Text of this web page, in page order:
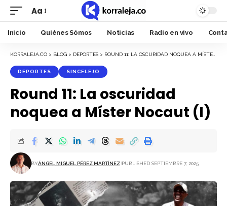
Font
Resizer
Aa
Inicio Quiénes Sómos Noticias Radio en vivo
KORRALEJA.CO > BLOG > DEPORTES > ROUND 11: LA OSCURIDAD NOQUEA A MÍSTER NOCAUT (I)
DEPORTES SINCELEJO
Round 11: La oscuridad
noquea a Míster Nocaut (I)
BYÁNGEL MIGUEL PÉREZ MARTÍNEZ PUBLISHED SEPTIEMBRE 7, 2025